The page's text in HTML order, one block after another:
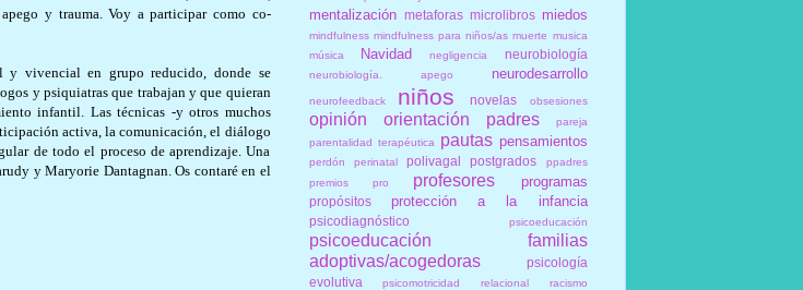
y trauma. Voy a participar como co-
y vivencial en grupo reducido, donde se
y psiquiatras que trabajan y que quieran
infantil. Las técnicas -y otros muchos
activa, la comunicación, el diálogo
de todo el proceso de aprendizaje. Una
y Maryorie Dantagnan. Os contaré en el
mentalización metaforas microlibros miedos
mindfulness mindfulness para niños/as muerte musica
música
Navidad negligencia neurobiología
neurobiología. apego neurodesarrollo
neurofeedback niños novelas obsesiones
opinión orientación padres
pareja
parentalidad terapéutica
pautas pensamientos
perdón perinatal polivagal postgrados
ppadres
premios
pro profesores programas
propósitos protección a la infancia
psicodiagnóstico psicoeducación
psicoeducación familias
adoptivas/acogedoras
psicología
evolutiva
psicomotricidad relacional
racismo